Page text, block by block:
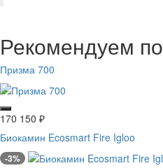
Рекомендуем
Призма 700
170 150 ₽
Биокамин Ecosmart Fire Igloo
-3%